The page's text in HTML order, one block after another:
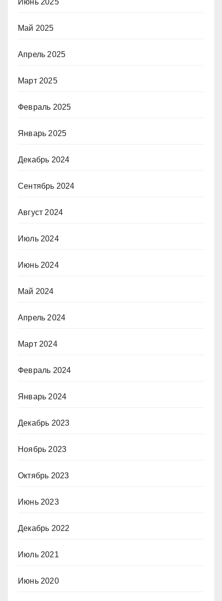
Июнь 2025
Май 2025
Апрель 2025
Март 2025
Февраль 2025
Январь 2025
Декабрь 2024
Сентябрь 2024
Август 2024
Июль 2024
Июнь 2024
Май 2024
Апрель 2024
Март 2024
Февраль 2024
Январь 2024
Декабрь 2023
Ноябрь 2023
Октябрь 2023
Июнь 2023
Декабрь 2022
Июль 2021
Июнь 2020